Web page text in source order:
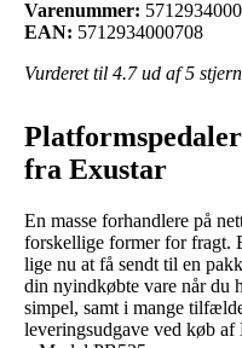
Varenummer:
EAN: 5712934000708
Vurderet til 4.7ud af 5
fra Exustar
En masse forhandlere på
forskellige former for fragt.
lige nu at få sendt til en
din nyindkøbte vare når du
simpel, samt i mange
leveringsudgave ved køb